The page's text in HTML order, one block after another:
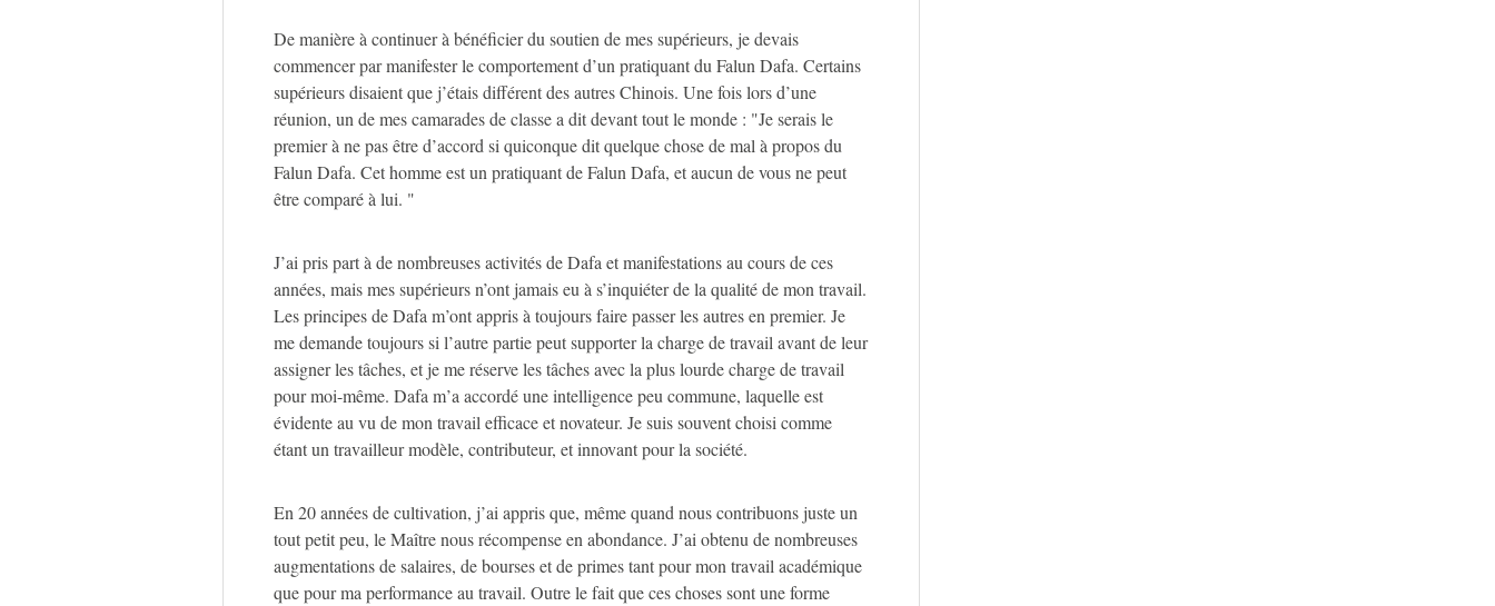
De manière à continuer à bénéficier du soutien de mes supérieurs, je devais
commencer par manifester le comportement d’un pratiquant du Falun Dafa. Certains
supérieurs disaient que j’étais différent des autres Chinois. Une fois lors d’une
réunion, un de mes camarades de classe a dit devant tout le monde : "Je serais le
premier à ne pas être d’accord si quiconque dit quelque chose de mal à propos du
Falun Dafa. Cet homme est un pratiquant de Falun Dafa, et aucun de vous ne peut
être comparé à lui. "
J’ai pris part à de nombreuses activités de Dafa et manifestations au cours de ces
années, mais mes supérieurs n’ont jamais eu à s’inquiéter de la qualité de mon travail.
Les principes de Dafa m’ont appris à toujours faire passer les autres en premier. Je
me demande toujours si l’autre partie peut supporter la charge de travail avant de leur
assigner les tâches, et je me réserve les tâches avec la plus lourde charge de travail
pour moi-même. Dafa m’a accordé une intelligence peu commune, laquelle est
évidente au vu de mon travail efficace et novateur. Je suis souvent choisi comme
étant un travailleur modèle, contributeur, et innovant pour la société.
En 20 années de cultivation, j’ai appris que, même quand nous contribuons juste un
tout petit peu, le Maître nous récompense en abondance. J’ai obtenu de nombreuses
augmentations de salaires, de bourses et de primes tant pour mon travail académique
que pour ma performance au travail. Outre le fait que ces choses sont une forme